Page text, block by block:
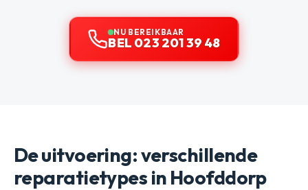
NU BEREIKBAAR
BEL 023 201 39 48
De uitvoering: verschillende
reparatietypes in Hoofddorp